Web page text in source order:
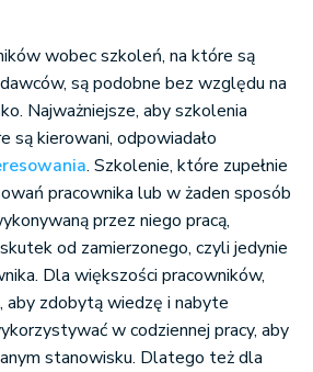
wobec szkoleń, na które są
są podobne bez względu na
Najważniejsze, aby szkolenia
są kierowani, odpowiadało
. Szkolenie, które zupełnie
pracownika lub w żaden sposób
przez niego pracą,
od zamierzonego, czyli jedynie
Dla większości pracowników,
aby zdobytą wiedzę i nabyte
w codziennej pracy, aby
stanowisku. Dlatego też dla